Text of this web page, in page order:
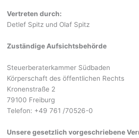
Vertreten durch:
Detlef Spitz und Olaf Spitz
Zuständige Aufsichtsbehörde
Steuerberaterkammer Südbaden
Körperschaft des öffentlichen Rechts
Kronenstraße 2
79100 Freiburg
Telefon: +49 761 /70526-0
Unsere gesetzlich vorgeschriebene